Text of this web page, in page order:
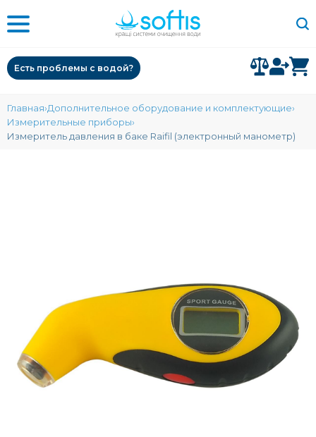
Есть проблемы с водой?
Главная Дополнительное оборудование и комплектующие
Измерительные приборы
Измеритель давления в баке Raifil (электронный манометр)